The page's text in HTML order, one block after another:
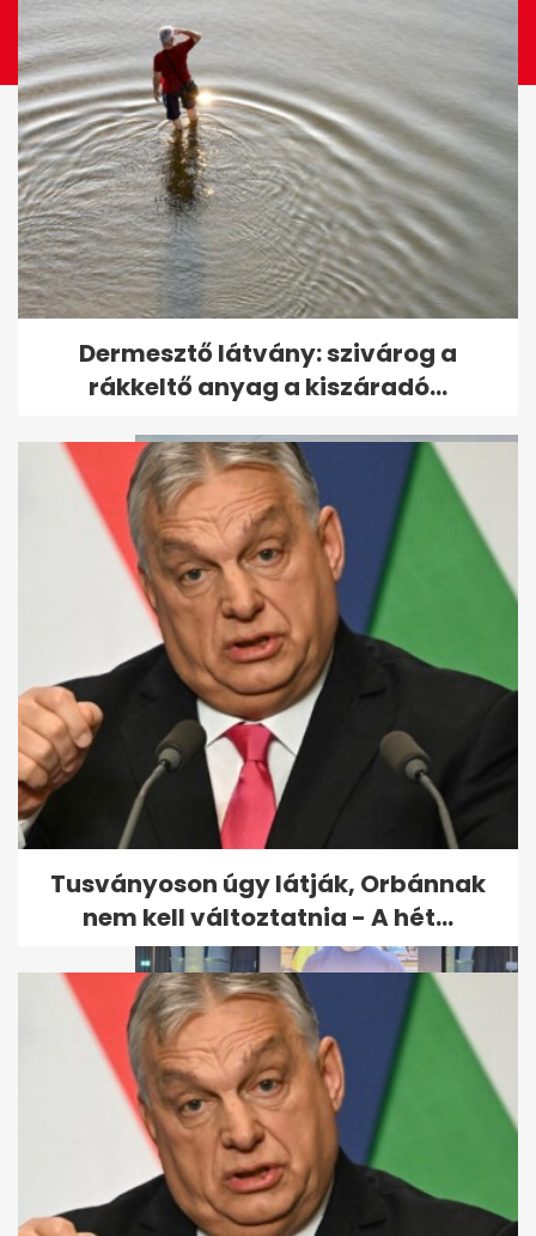
Egyetlen vendég volt csupán
Vitray esküvőjén
Vajna Tímea újra férjhez ment
Klicsko: A háború
Németország ajtaján is
Dermesztő látvány: szivárog a
rákkeltő anyag a kiszáradó...
Tusványoson úgy látják, Orbánnak
nem kell változtatnia - A hét...